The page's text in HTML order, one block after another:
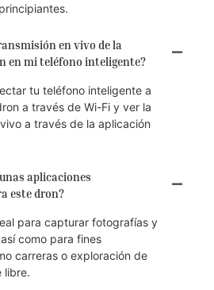
en vivo de la
en mi teléfono inteligente?
tu teléfono inteligente a
a través de Wi-Fi y ver la
a través de la aplicación
aplicaciones
este dron?
para capturar fotografías y
como para fines
carreras o exploración de
libre.